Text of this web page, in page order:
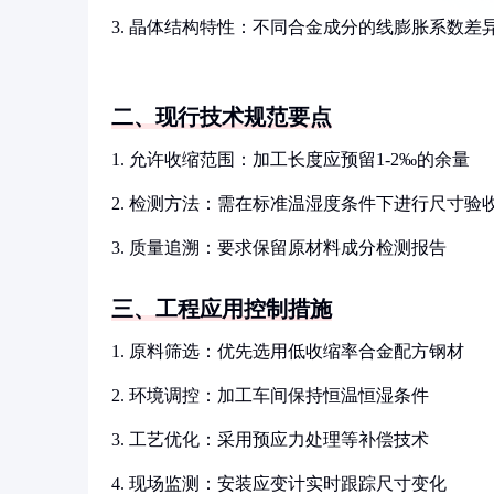
3. 晶体结构特性：不同合金成分的线膨胀系数差
二、现行技术规范要点
1. 允许收缩范围：加工长度应预留1-2‰的余量
2. 检测方法：需在标准温湿度条件下进行尺寸验
3. 质量追溯：要求保留原材料成分检测报告
三、工程应用控制措施
1. 原料筛选：优先选用低收缩率合金配方钢材
2. 环境调控：加工车间保持恒温恒湿条件
3. 工艺优化：采用预应力处理等补偿技术
4. 现场监测：安装应变计实时跟踪尺寸变化